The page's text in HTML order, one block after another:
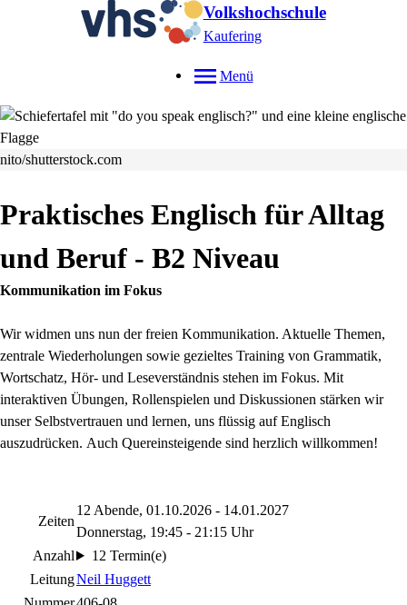
Volkshochschule
Kaufering
Menü
nito/shutterstock.com
Praktisches Englisch für Alltag
und Beruf - B2 Niveau
Kommunikation im Fokus
Wir widmen uns nun der freien Kommunikation. Aktuelle Themen,
zentrale Wiederholungen sowie gezieltes Training von Grammatik,
Wortschatz, Hör- und Leseverständnis stehen im Fokus. Mit
interaktiven Übungen, Rollenspielen und Diskussionen stärken wir
unser Selbstvertrauen und lernen, uns flüssig auf Englisch
auszudrücken. Auch Quereinsteigende sind herzlich willkommen!
Zeiten
12 Abende, 01.10.2026 - 14.01.2027
Donnerstag, 19:45 - 21:15 Uhr
Anzahl
12 Termin(e)
LeitungNeil Huggett